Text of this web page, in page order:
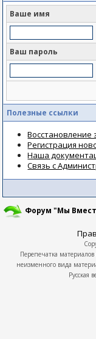
Ваше имя
Ваш пароль
Полезные ссылки
Восстановление
Регистрация
Наша
Связь с
Форум "Мы
Перепечатка
неизменного вида
Русская